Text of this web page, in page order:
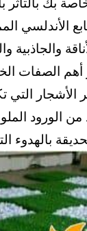
الأندلسي
والجاذبية
أهم الصفات
الأشجار التي
من الورود
بالهدوء